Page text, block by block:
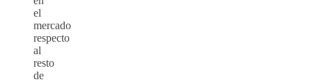
el
mercado
respecto
al
resto
de